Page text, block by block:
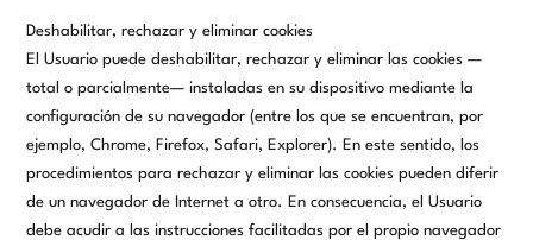
Deshabilitar, rechazar y eliminar cookies
El Usuario puede deshabilitar, rechazar y eliminar las cookies —
total o parcialmente— instaladas en su dispositivo mediante la
configuración de su navegador (entre los que se encuentran, por
ejemplo, Chrome, Firefox, Safari, Explorer). En este sentido, los
procedimientos para rechazar y eliminar las cookies pueden diferir
de un navegador de Internet a otro. En consecuencia, el Usuario
debe acudir a las instrucciones facilitadas por el propio navegador